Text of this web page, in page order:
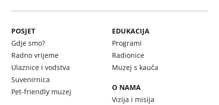
POSJET
Gdje smo?
Radno vrijeme
Ulaznice i vodstva
Suvenirnica
Pet-friendly muzej
EDUKACIJA
Programi
Radionice
Muzej s kauča
O NAMA
Vizija i misija